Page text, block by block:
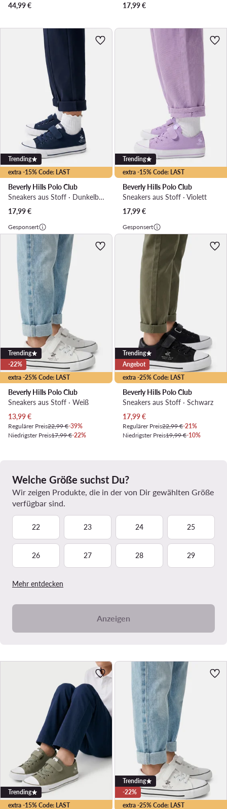
44,99€
17,99€
extra -15% Code: LAST
Trending
Beverly Hills Polo Club
Sneakers aus Stoff · Dunkelblau
17,99€
extra -15% Code: LAST
Trending
Beverly Hills Polo Club
Sneakers aus Stoff · Violett
17,99€
Gesponsert
extra -25% Code: LAST
Trending
-22%
Beverly Hills Polo Club
Sneakers aus Stoff · Weiß
Aktueller Preis
13,99€
Regulärer Preis22,99 €-39%
Niedrigster Preis17,99 €-22%
Gesponsert
extra -25% Code: LAST
Trending
Angebot
Beverly Hills Polo Club
Sneakers aus Stoff · Schwarz
Aktueller Preis
17,99€
Regulärer Preis22,99 €-21%
Niedrigster Preis19,99 €-10%
Welche Größe suchst Du?
Wir zeigen Produkte, die in der von Dir gewählten Größe
verfügbar sind.
22 23 24 25
26 27 28 29
Mehr entdecken
Anzeigen
extra -15% Code: LAST
Trending
extra -25% Code: LAST
Trending
-22%